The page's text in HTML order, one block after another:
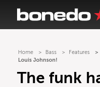
Home Bass Features
Louis Johnson!
The funk